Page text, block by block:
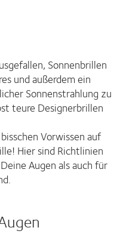
Sonnenbrillen
und außerdem ein
Sonnenstrahlung zu
teure Designerbrillen
Vorwissen auf
Hier sind Richtlinien
Augen als auch für